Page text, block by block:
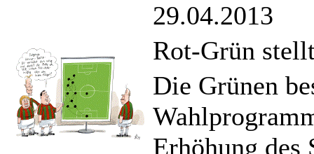
29.04.2013
Rot-Grün
Die Grünen
Erhöhung des